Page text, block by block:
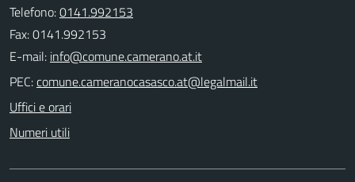
Telefono:0141.992153
Fax: 0141.992153
E-mail:
PEC:
Uffici e orari
Numeri utili